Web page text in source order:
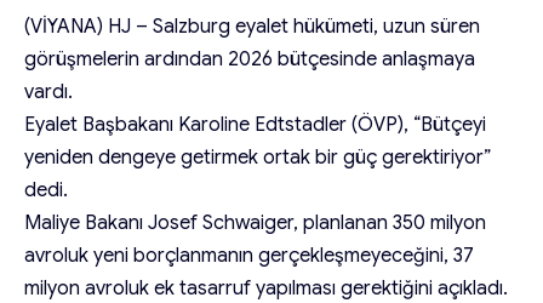
(VİYANA) HJ – Salzburg eyalet hükümeti, uzun süren
görüşmelerin ardından 2026 bütçesinde anlaşmaya
vardı.
Eyalet Başbakanı Karoline Edtstadler (ÖVP), “Bütçeyi
yeniden dengeye getirmek ortak bir güç gerektiriyor”
dedi.
Maliye Bakanı Josef Schwaiger, planlanan 350 milyon
avroluk yeni borçlanmanın gerçekleşmeyeceğini, 37
milyon avroluk ek tasarruf yapılması gerektiğini açıkladı.